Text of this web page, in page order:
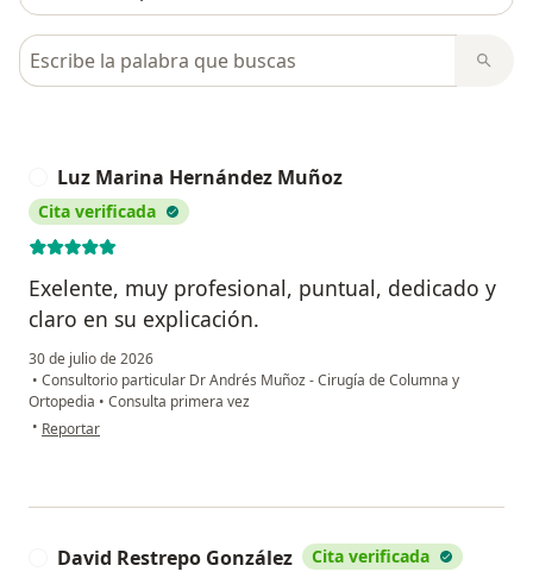
Busca en opiniones
Luz Marina Hernández Muñoz
Cita verificada
Exelente, muy profesional, puntual, dedicado y
claro en su explicación.
30 de julio de 2026
• Consultorio particular Dr Andrés Muñoz - Cirugía de Columna y
Ortopedia • Consulta primera vez
• en opinión del usuario Luz Marina Hernández Muñoz
Reportar
David Restrepo González Cita verificada